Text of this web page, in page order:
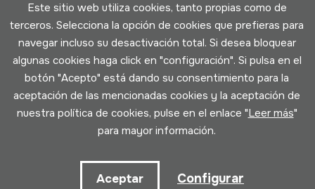
Condiciones de uso
Política de privacidad
Política de cookies
Desarrollado por Lotura
Este sitio web utiliza cookies, tanto propias como de
terceros. Selecciona la opción de cookies que prefieras para
navegar incluso su desactivación total. Si desea bloquear
algunas cookies haga click en "configuración". Si pulsa en el
botón "Acepto" está dando su consentimiento para la
aceptación de las mencionadas cookies y la aceptación de
nuestra política de cookies, pulse en el enlace "Leer más"
para mayor información.
Aceptar Configurar